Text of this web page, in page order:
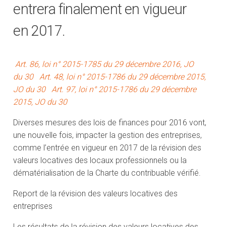
entrera finalement en vigueur
en 2017.
Art. 86, loi n° 2015-1785 du 29 décembre 2016, JO
du 30
Art. 48, loi n° 2015-1786 du 29 décembre 2015,
JO du 30
Art. 97, loi n° 2015-1786 du 29 décembre
2015, JO du 30
Diverses mesures des lois de finances pour 2016 vont,
une nouvelle fois, impacter la gestion des entreprises,
comme l’entrée en vigueur en 2017 de la révision des
valeurs locatives des locaux professionnels ou la
dématérialisation de la Charte du contribuable vérifié.
Report de la révision des valeurs locatives des
entreprises